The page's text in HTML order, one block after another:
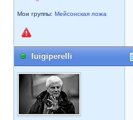
Мои группы: Мейсонская ложа
luigiperelli